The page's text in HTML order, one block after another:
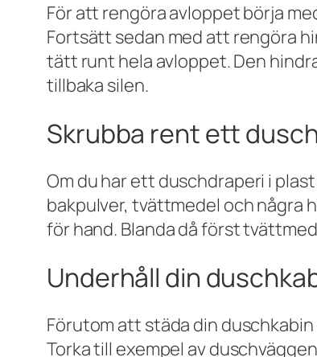
För att rengöra avloppet börja
Fortsätt sedan med att rengöra
tätt runt hela avloppet. Den
tillbaka silen.
Skrubba rent ett
Om du har ett duschdraperi i
bakpulver, tvättmedel och några
för hand. Blanda då först
Underhåll din
Förutom att städa din
Torka till exempel av